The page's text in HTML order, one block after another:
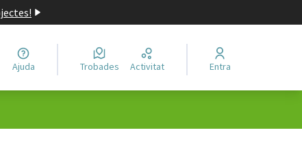
Ajuda Trobades Activitat Entra